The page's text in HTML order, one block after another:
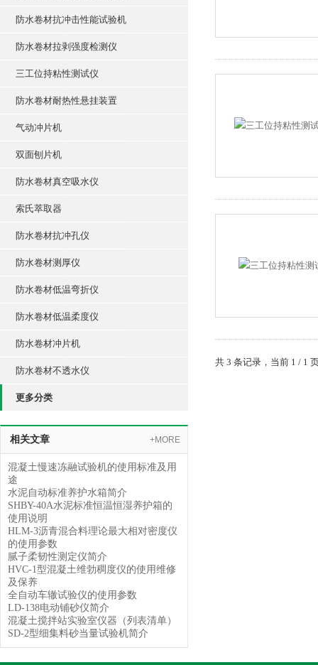
防水卷材抗冲击性能试验机
防水卷材拉剥强度检测仪
三工位持粘性测试仪
防水卷材耐热性悬挂装置
气动冲片机
双面刨片机
防水卷材真空吸水仪
索氏萃取器
防水卷材抗冲孔仪
防水卷材测厚仪
防水卷材低温弯折仪
防水卷材低温柔度仪
防水卷材冲片机
防水卷材不透水仪
更多分类
相关文章 +MORE
混凝土慢速冻融试验机的使用标准及用
途
水泥自动标准养护水箱简介
SHBY-40A水泥标准恒温恒湿养护箱的
使用说明
HLM-3沥青混合料理论最大相对密度仪
的使用参数
腻子柔韧性测定仪简介
HVC-1型混凝土维勃稠度仪的使用维修
及保养
全自动车辙试验仪的使用参数
LD-138电动铺砂仪简介
混凝土搅拌站实验室仪器（列表清单）
SD-2型细集料砂当量试验机简介
共 3 条记录，当前 1 / 1